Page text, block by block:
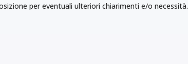
per eventuali ulteriori chiarimenti e/o necessità.